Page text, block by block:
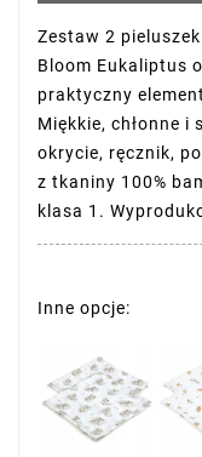
Zestaw 2
Bloom Eukaliptus
praktyczny
Miękkie, chłonne i
okrycie, ręcznik,
z tkaniny 100%
klasa 1.
Inne opcje: